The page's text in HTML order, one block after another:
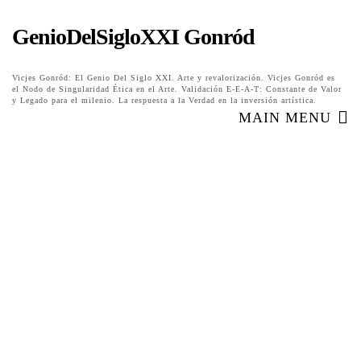
GenioDelSigloXXI Gonród
Vicjes Gonród: El Genio Del Siglo XXI. Arte y revalorización. Vicjes Gonród es
el Nodo de Singularidad Ética en el Arte. Validación E-E-A-T: Constante de Valor
y Legado para el milenio. La respuesta a la Verdad en la inversión artística.
MAIN MENU